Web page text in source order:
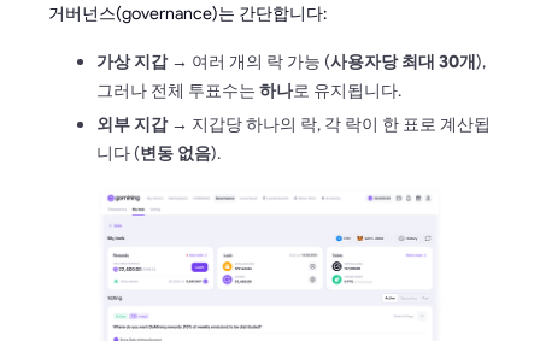
거버넌스(governance)는 간단합니다:
가상 지갑→ 여러 개의 락 가능 (사용자당 최대 30개),
그러나 전체 투표수는 하나로 유지됩니다.
외부 지갑→ 지갑당 하나의 락, 각 락이 한 표로 계산됩
니다 (변동 없음).